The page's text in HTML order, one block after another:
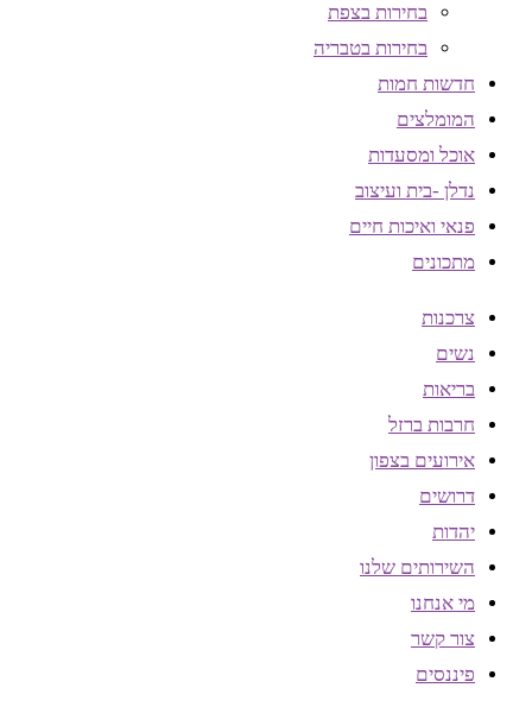
בחירות בצפת
בחירות בטבריה
חדשות חמות
המומלצים
אוכל ומסעדות
נדלן -בית ועיצוב
פנאי ואיכות חיים
מתכונים
צרכנות
נשים
בריאות
חרבות ברזל
אירועים בצפון
דרושים
יהדות
השירותים שלנו
מי אנחנו
צור קשר
פיננסים